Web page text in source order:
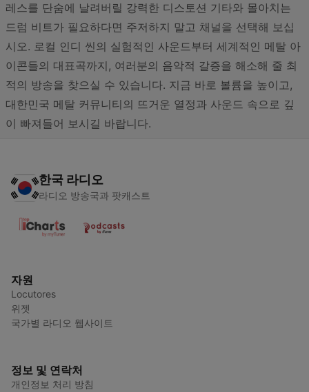
레스를 단숨에 날려버릴 강력한 디스토션 기타와 몰아치는
드럼 비트가 필요하다면 주저하지 말고 채널을 선택해 보십
시오. 로컬 인디 씬의 실험적인 사운드부터 세계적인 메탈 아
이콘들의 대표곡까지, 여러분의 음악적 갈증을 해소해 줄 최
적의 방송을 찾으실 수 있습니다. 지금 바로 볼륨을 높이고,
대한민국 메탈 커뮤니티의 뜨거운 열정과 사운드 속으로 깊
이 빠져들어 보시길 바랍니다.
한국 라디오
라디오 방송국과 팟캐스트
자원
Locutores
위젯
국가별 라디오 웹사이트
정보 및 연락처
개인정보 처리 방침